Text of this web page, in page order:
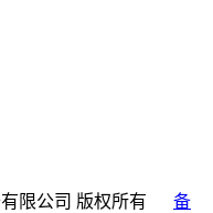
有限公司 版权所有 备